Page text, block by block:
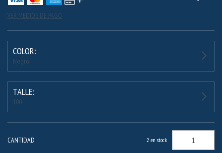
VER MEDIOS DE PAGO
COLOR:
Negro
TALLE:
100
CANTIDAD 2 en stock